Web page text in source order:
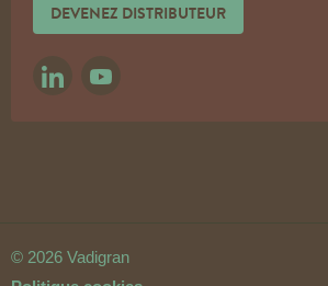
DEVENEZ DISTRIBUTEUR
LINKEDINYOUTUBE
© 2026 Vadigran